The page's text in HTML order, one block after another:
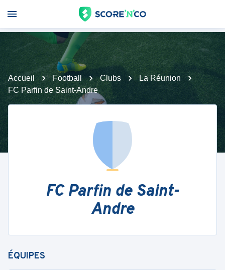
Accueil Football Clubs
La Réunion
FC Parfin de Saint-Andre
FC Parfin de Saint-
Andre
ÉQUIPES